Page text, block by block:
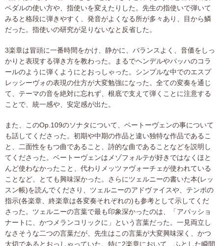
ペダルの使い方や、指使いを変えたりした。先生の指使いで弾いて
みると格段に弾きやすく、発音がよくなる所が多々あり、目から鱗
だった。指使いの研究が足りないなと反省した。
3楽章は冒頭に一番時間をかけ、静かに、バランスよく、音価をしっ
かりと表現する弾き方を教わった。まるでヘンデルやバッハのコラ
ールのように弾くようにとおっしゃった。シンプルな中でのエスプ
レッシーヴォの表現の仕方が大変勉強になった。全ての変奏を通じ
て、テーマの音を絶対に忘れず、根底で支えて弾くことに注意する
ことで、統一感や、安定感が出た。
また、このOp.109のソナタについて、ベートーヴェンの事について
も話してくださった。初期や中期の作品と違い独特な作品であるこ
と、二面性をもつ曲であること、詩的な曲であることなどを説明し
てくださった。ベートーヴェンはメゾフォルテが好きではなくほと
んど使わなかったこと、代わりメッツァヴォーチェが使われている
ことなど、とても興味深かった。さらにツェルニーの書いた本(レッ
スン帳)を読んでくださり、ツェルニーのアドヴァイスや、テンポの
指示(各楽章、終楽章は各変奏それぞれの)も参考として示してくだ
さった。ツェルニーの言葉で最も印象深かったのは、「アパッショ
ナートに、かつメランコリックに」という言葉だった。一見両立し
なさそうな二つの言葉だが、先生はこの言葉が大変興味深く、かつ
大切であるとおっしゃっていた。特に2楽章において、ふとした瞬間